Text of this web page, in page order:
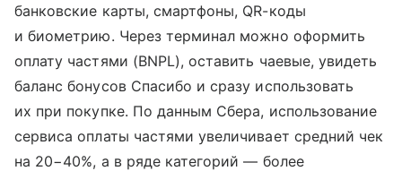
банковские карты, смартфоны, QR-коды
и биометрию. Через терминал можно оформить
оплату частями (BNPL), оставить чаевые, увидеть
баланс бонусов Спасибо и сразу использовать
их при покупке. По данным Сбера, использование
сервиса оплаты частями увеличивает средний чек
на 20−40%, а в ряде категорий — более